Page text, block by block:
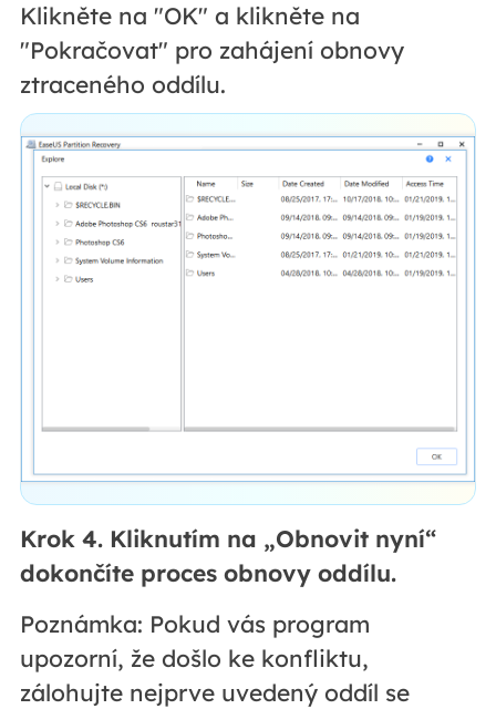
Klikněte na "OK" a klikněte na
"Pokračovat" pro zahájení obnovy
ztraceného oddílu.
Krok 4. Kliknutím na „Obnovit nyní“
dokončíte proces obnovy oddílu.
Poznámka: Pokud vás program
upozorní, že došlo ke konfliktu,
zálohujte nejprve uvedený oddíl se